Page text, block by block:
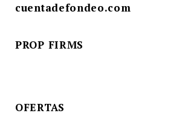
cuentadefondeo.com
PROP FIRMS
OFERTAS